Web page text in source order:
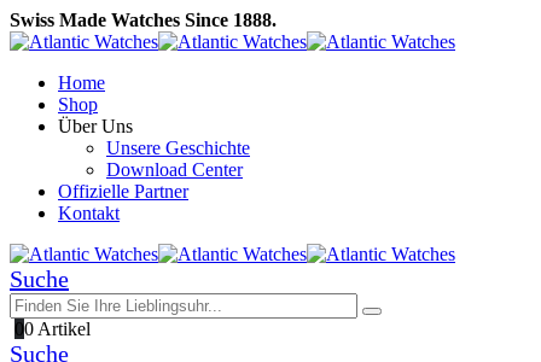
Swiss Made Watches Since 1888.
Home
Shop
Über Uns
Unsere Geschichte
Download Center
Offizielle Partner
Kontakt
Suche
00 Artikel
Suche